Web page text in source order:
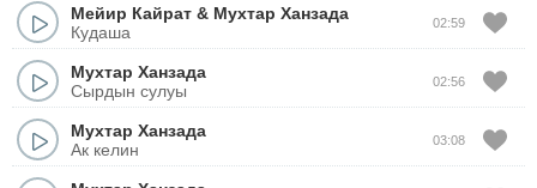
Мейир Кайрат & Мухтар Ханзада
Кудаша
02:59
Мухтар Ханзада
Сырдын сулуы
02:56
Мухтар Ханзада
Ак келин
03:08